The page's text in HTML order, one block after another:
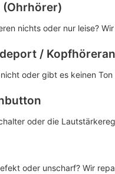
nichts oder nur leise?
/
oder gibt es keinen
oder die
oder unscharf? Wir